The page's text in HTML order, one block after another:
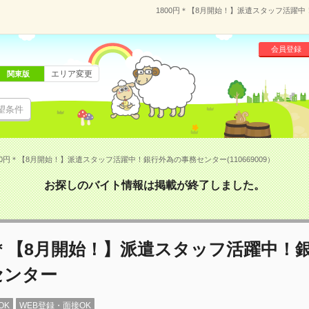
1800円＊【8月開始！】派遣スタッフ活躍
条件
会員登録
関東版 エリア変更
円＊【8月開始！】派遣スタッフ活躍中！銀行外為の事務センター(110669009）
お探しのバイト情報は掲載が終了しました。
【8月開始！】派遣スタッフ活躍中！
ター
WEB登録・面接OK